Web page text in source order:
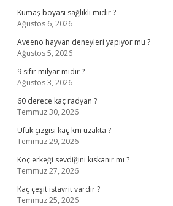
Kumaş boyası sağlıklı mıdır ?
Ağustos 6, 2026
Aveeno hayvan deneyleri yapıyor mu ?
Ağustos 5, 2026
9 sıfır milyar mıdır ?
Ağustos 3, 2026
60 derece kaç radyan ?
Temmuz 30, 2026
Ufuk çizgisi kaç km uzakta ?
Temmuz 29, 2026
Koç erkeği sevdiğini kıskanır mı ?
Temmuz 27, 2026
Kaç çeşit istavrit vardır ?
Temmuz 25, 2026